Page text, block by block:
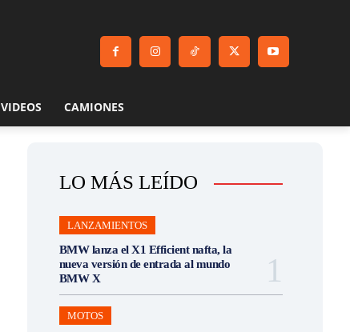
VIDEOS CAMIONES
LO MÁS LEÍDO
LANZAMIENTOS
BMW lanza el X1 Efficient nafta, la
nueva versión de entrada al mundo
BMW X
MOTOS